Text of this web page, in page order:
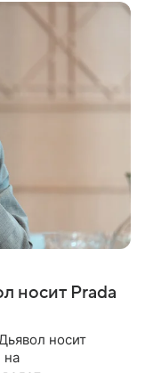
носит Prada
носит
на